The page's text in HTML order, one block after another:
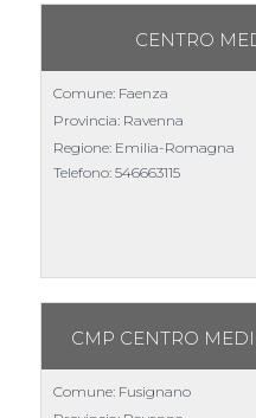
CENTRO
Comune: Faenza
Provincia: Ravenna
Regione: Emilia-Romagna
Telefono: 546663115
CMP CENTRO
Comune: Fusignano